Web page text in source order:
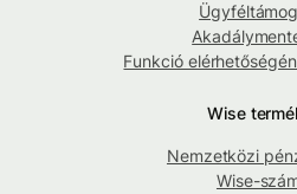
Funkció
Wise
Nemzetközi
Wise-